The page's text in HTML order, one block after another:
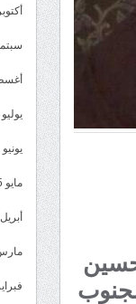
أكتوبر 2025
سبتمبر
يوليو 2025
يونيو 2025
مايو 2025
أبريل 2025
مارس
فبراير